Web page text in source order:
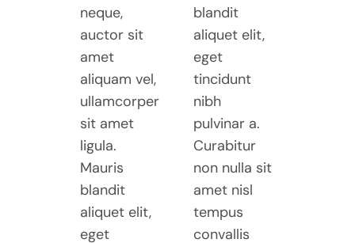
neque,
auctor sit
amet
aliquam vel,
ullamcorper
sit amet
ligula.
Mauris
blandit
aliquet elit,
eget
blandit
aliquet elit,
eget
tincidunt
nibh
pulvinar a.
Curabitur
non nulla sit
amet nisl
tempus
convallis